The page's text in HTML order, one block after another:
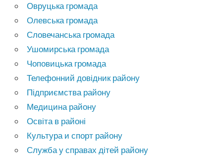
Овруцька громада
Олевська громада
Словечанська громада
Ушомирська громада
Чоповицька громада
Телефонний довідник району
Підприємства району
Медицина району
Освіта в районі
Культура и спорт району
Служба у справах дітей району